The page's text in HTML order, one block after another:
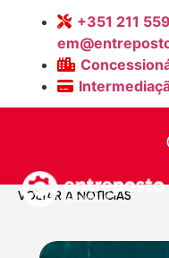
+351 211
VOLTAR A NOTÍCIAS